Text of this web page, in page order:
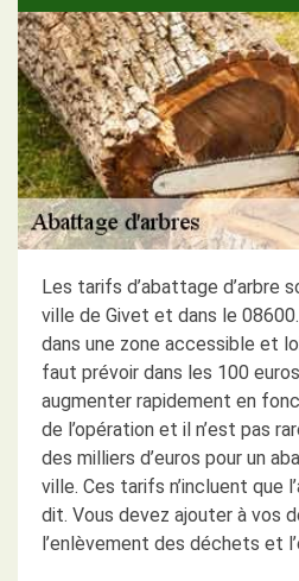
Les tarifs d’abattage d’arbre
ville de Givet et dans le
dans une zone accessible et
faut prévoir dans les 100
augmenter rapidement en
de l’opération et il n’est pas
des milliers d’euros pour un
ville. Ces tarifs n’incluent que
dit. Vous devez ajouter à vos
l’enlèvement des déchets et